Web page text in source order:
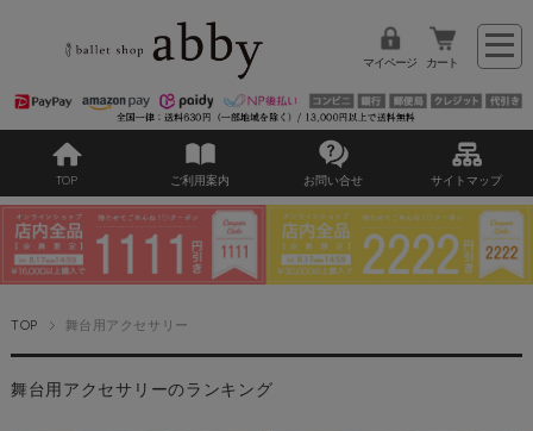
マイページ カート
TOP ご利用案内 お問い合せ サイトマップ
TOP 舞台用アクセサリー
舞台用アクセサリーのランキング